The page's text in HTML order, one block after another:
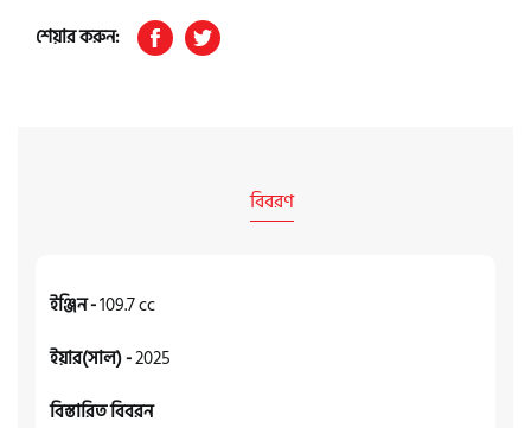
শেয়ার করুন:
বিবরণ
ইঞ্জিন -109.7 cc
ইয়ার(সাল) -2025
বিস্তারিত বিবরন